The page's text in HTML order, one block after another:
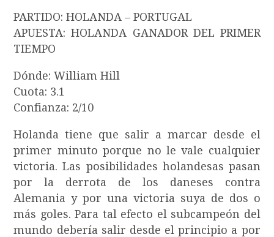
PARTIDO: HOLANDA – PORTUGAL
APUESTA: HOLANDA GANADOR DEL PRIMER
TIEMPO
Dónde: William Hill
Cuota: 3.1
Confianza: 2/10
Holanda tiene que salir a marcar desde el
primer minuto porque no le vale cualquier
victoria. Las posibilidades holandesas pasan
por la derrota de los daneses contra
Alemania y por una victoria suya de dos o
más goles. Para tal efecto el subcampeón del
mundo debería salir desde el principio a por